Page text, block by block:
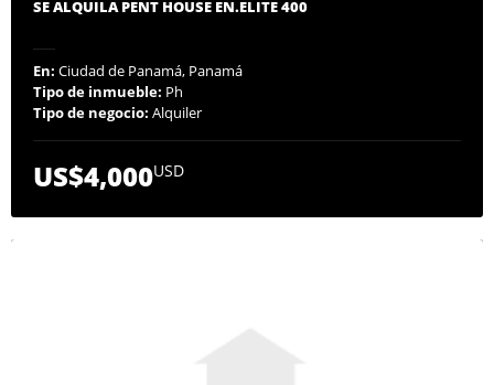
SE ALQUILA PENT HOUSE EN.ELITE 400
En: Ciudad de Panamá, Panamá
Tipo de inmueble: Ph
Tipo de negocio: Alquiler
US$4,000USD